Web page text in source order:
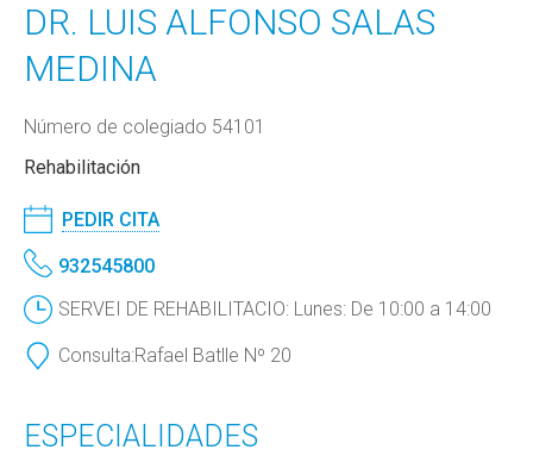
DR. LUIS ALFONSO SALAS
MEDINA
Número de colegiado 54101
Rehabilitación
PEDIR CITA
932545800
SERVEI DE REHABILITACIO: Lunes: De 10:00 a 14:00
Consulta:Rafael Batlle Nº 20
ESPECIALIDADES